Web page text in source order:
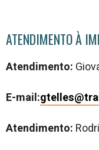
ATENDIMENTO À
Atendimento:
E-mail:
Atendimento: